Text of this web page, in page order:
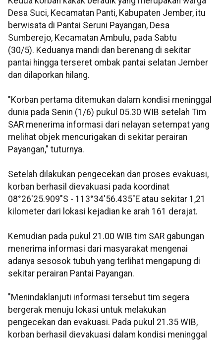
Desa Suci, Kecamatan Panti, Kabupaten Jember, itu
berwisata di Pantai Seruni Payangan, Desa
Sumberejo, Kecamatan Ambulu, pada Sabtu
(30/5). Keduanya mandi dan berenang di sekitar
pantai hingga terseret ombak pantai selatan Jember
dan dilaporkan hilang.
"Korban pertama ditemukan dalam kondisi meninggal
dunia pada Senin (1/6) pukul 05.30 WIB setelah Tim
SAR menerima informasi dari nelayan setempat yang
melihat objek mencurigakan di sekitar perairan
Payangan," tuturnya.
Setelah dilakukan pengecekan dan proses evakuasi,
korban berhasil dievakuasi pada koordinat
08°26'25.909"S - 113°34'56.435"E atau sekitar 1,21
kilometer dari lokasi kejadian ke arah 161 derajat.
Kemudian pada pukul 21.00 WIB tim SAR gabungan
menerima informasi dari masyarakat mengenai
adanya sesosok tubuh yang terlihat mengapung di
sekitar perairan Pantai Payangan.
"Menindaklanjuti informasi tersebut tim segera
bergerak menuju lokasi untuk melakukan
pengecekan dan evakuasi. Pada pukul 21.35 WIB,
korban berhasil dievakuasi dalam kondisi meninggal